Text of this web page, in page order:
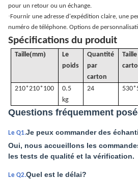
pour un retour ou un échange.
·Fournir une adresse d'expédition claire, une
numéro de téléphone. Options de
Spécifications du produit
Taille(mm)
Le
poids
Quantité
par
carton
210*210*100
0.5
kg
24
Questions fréquemment
Le Q1.Je peux commander des
Oui, nous accueillons les
les tests de qualité et la vérification.
Le Q2.Quel est le délai?